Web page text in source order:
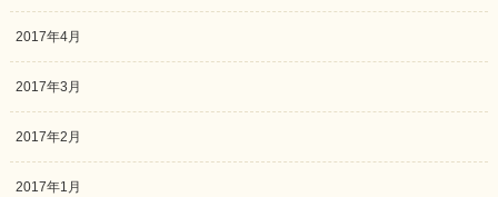
2017年4月
2017年3月
2017年2月
2017年1月